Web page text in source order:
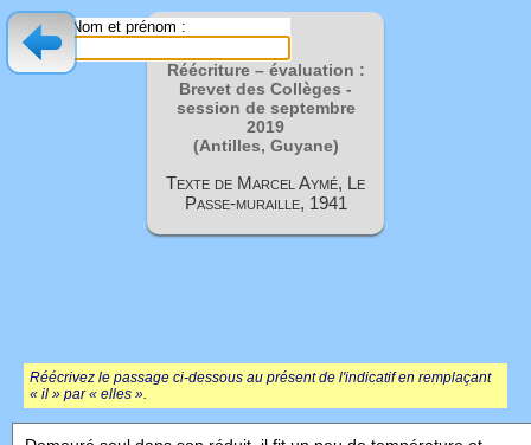
Nom et prénom :
Réécriture – évaluation :
Brevet des Collèges -
session de septembre
2019
(Antilles, Guyane)
Texte de Marcel Aymé, Le
Passe-muraille, 1941
Réécrivez le passage ci-dessous au présent de l'indicatif en remplaçant
« il » par « elles ».